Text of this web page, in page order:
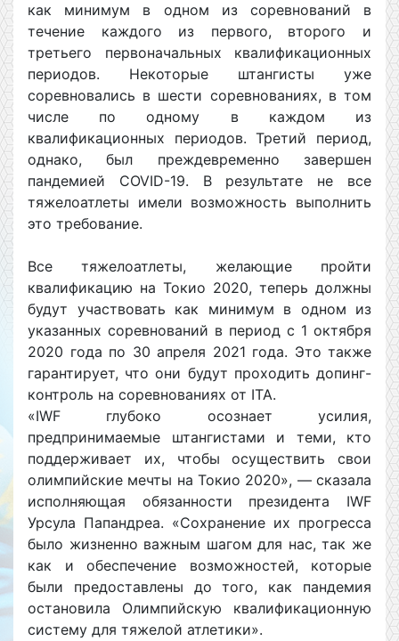
как минимум в одном из соревнований в
течение каждого из первого, второго и
третьего первоначальных квалификационных
периодов. Некоторые штангисты уже
соревновались в шести соревнованиях, в том
числе по одному в каждом из
квалификационных периодов. Третий период,
однако, был преждевременно завершен
пандемией COVID-19. В результате не все
тяжелоатлеты имели возможность выполнить
это требование.
Все тяжелоатлеты, желающие пройти
квалификацию на Токио 2020, теперь должны
будут участвовать как минимум в одном из
указанных соревнований в период с 1 октября
2020 года по 30 апреля 2021 года. Это также
гарантирует, что они будут проходить допинг-
контроль на соревнованиях от ITA.
«IWF глубоко осознает усилия,
предпринимаемые штангистами и теми, кто
поддерживает их, чтобы осуществить свои
олимпийские мечты на Токио 2020», — сказала
исполняющая обязанности президента IWF
Урсула Папандреа. «Сохранение их прогресса
было жизненно важным шагом для нас, так же
как и обеспечение возможностей, которые
были предоставлены до того, как пандемия
остановила Олимпийскую квалификационную
систему для тяжелой атлетики».